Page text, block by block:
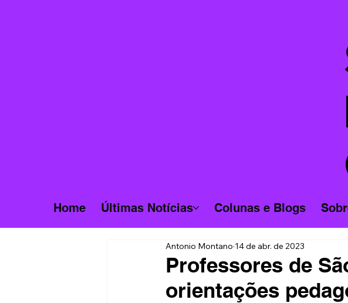
Home Últimas Notícias Colunas e Blogs
Professores de
orientações
Antonio Montano 14 de abr. de 2023